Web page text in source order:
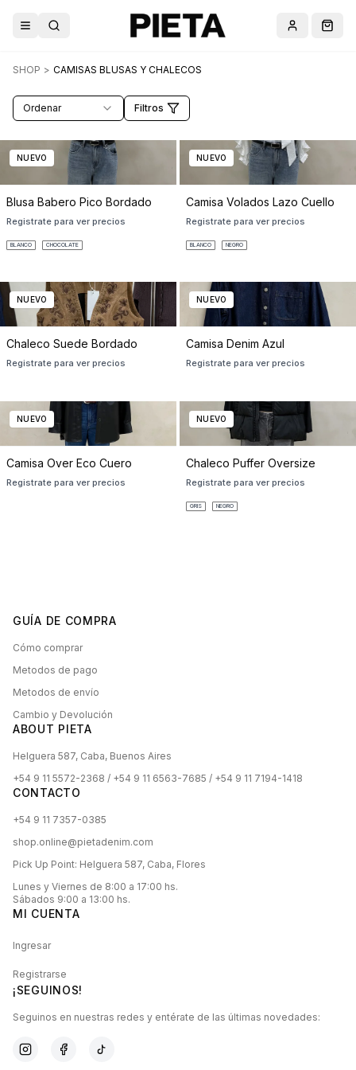
Abrir menú
Buscar Cuenta
SHOP > CAMISAS BLUSAS Y CHALECOS
Ordenar Filtros
NUEVO
Blusa Babero Pico Bordado
Registrate para ver precios
BLANCO CHOCOLATE
NUEVO
Camisa Volados Lazo Cuello
Registrate para ver precios
BLANCO NEGRO
NUEVO
Chaleco Suede Bordado
Registrate para ver precios
NUEVO
Camisa Denim Azul
Registrate para ver precios
NUEVO
Camisa Over Eco Cuero
Registrate para ver precios
NUEVO
Chaleco Puffer Oversize
Registrate para ver precios
GRIS NEGRO
GUÍA DE COMPRA
Cómo comprar
Metodos de pago
Metodos de envío
Cambio y Devolución
ABOUT PIETA
Helguera 587, Caba, Buenos Aires
+54 9 11 5572-2368 / +54 9 11 6563-7685 / +54 9 11 7194-1418
CONTACTO
+54 9 11 7357-0385
shop.online@pietadenim.com
Pick Up Point: Helguera 587, Caba, Flores
Lunes y Viernes de 8:00 a 17:00 hs.
Sábados 9:00 a 13:00 hs.
MI CUENTA
Ingresar
Registrarse
¡SEGUINOS!
Seguinos en nuestras redes y entérate de las últimas novedades: